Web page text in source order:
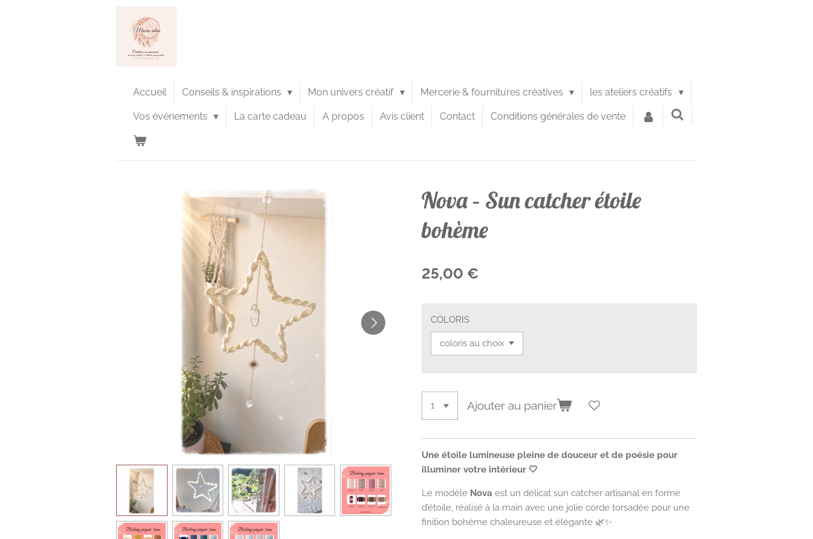
Accueil Conseils & inspirations Mon univers créatif Mercerie & fournitures créatives les ateliers créatifs
Vos événements La carte cadeau A propos Avis client Contact Conditions générales de vente
Nova – Sun catcher étoile
bohème
25,00 €
COLORIS
Ajouter au panier
Une étoile lumineuse pleine de douceur et de poésie pour
illuminer votre intérieur 🤍
Le modèle Nova est un délicat sun catcher artisanal en forme
d’étoile, réalisé à la main avec une jolie corde torsadée pour une
finition bohème chaleureuse et élégante 🌿✨